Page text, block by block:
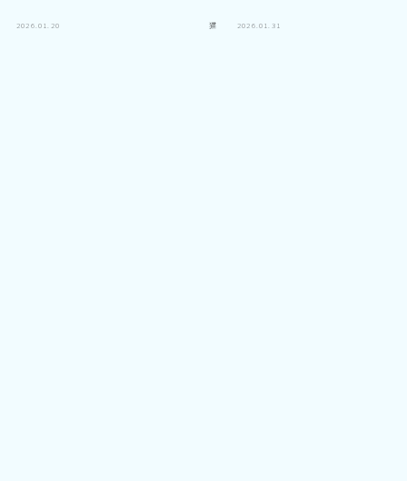
2026.01.20 猫 2026.01.31